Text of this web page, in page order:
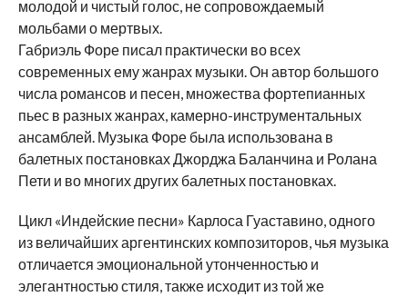
молодой и чистый голос, не сопровождаемый
мольбами о мертвых.
Габриэль Форе писал практически во всех
современных ему жанрах музыки. Он автор большого
числа романсов и песен, множества фортепианных
пьес в разных жанрах, камерно-инструментальных
ансамблей. Музыка Форе была использована в
балетных постановках Джорджа Баланчина и Ролана
Пети и во многих других балетных постановках.
Цикл «Индейские песни» Карлоса Гуаставино, одного
из величайших аргентинских композиторов, чья музыка
отличается эмоциональной утонченностью и
элегантностью стиля, также исходит из той же